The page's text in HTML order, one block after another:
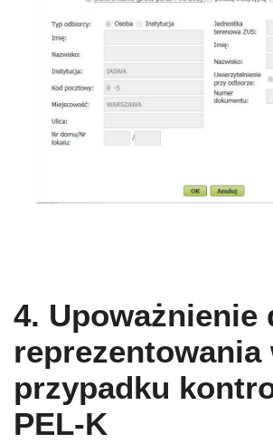
4. Upoważnienie
reprezentowania
przypadku
PEL-K